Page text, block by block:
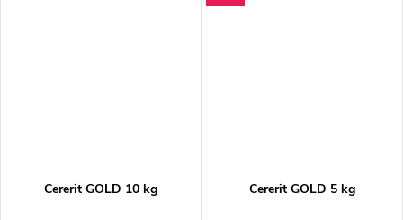
Cererit GOLD 10 kg Cererit GOLD 5 kg